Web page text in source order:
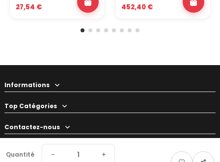
Quantité − +
27,54 € 452,40 €
Informations
Top Catégories
Contactez-nous
Votre préparateur